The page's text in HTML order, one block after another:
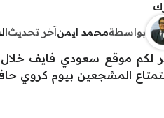
بواسطةمحمد ايمنآخر تحديث
المشجعين بيوم كروي حافل